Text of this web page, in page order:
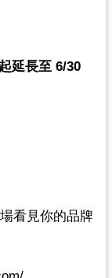
延長至 6/30
看見你的品牌